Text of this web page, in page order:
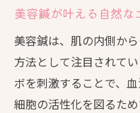
美容鍼が叶える自然
美容鍼は、肌の内側か
方法として注目されて
ボを刺激することで、
細胞の活性化を図るた